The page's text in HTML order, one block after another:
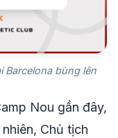
Barcelona bùng lên
Nou gần đây,
Chủ tịch